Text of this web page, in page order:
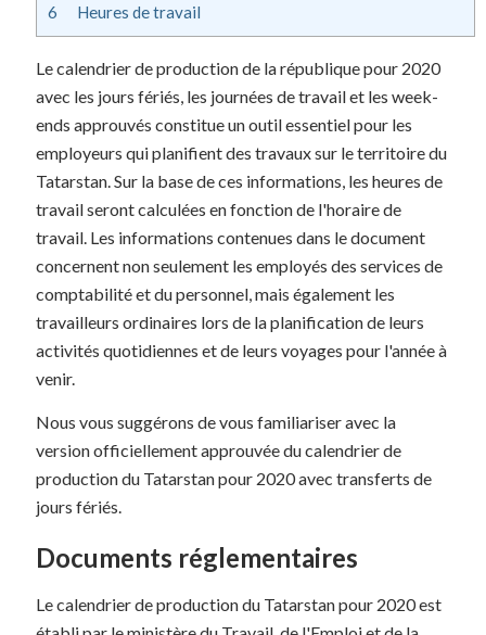
6
Heures de travail
Le calendrier de production de la république pour 2020
avec les jours fériés, les journées de travail et les week-
ends approuvés constitue un outil essentiel pour les
employeurs qui planifient des travaux sur le territoire du
Tatarstan. Sur la base de ces informations, les heures de
travail seront calculées en fonction de l'horaire de
travail. Les informations contenues dans le document
concernent non seulement les employés des services de
comptabilité et du personnel, mais également les
travailleurs ordinaires lors de la planification de leurs
activités quotidiennes et de leurs voyages pour l'année à
venir.
Nous vous suggérons de vous familiariser avec la
version officiellement approuvée du calendrier de
production du Tatarstan pour 2020 avec transferts de
jours fériés.
Documents réglementaires
Le calendrier de production du Tatarstan pour 2020 est